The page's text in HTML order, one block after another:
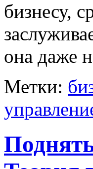
бизнесу,
она даже
Метки: